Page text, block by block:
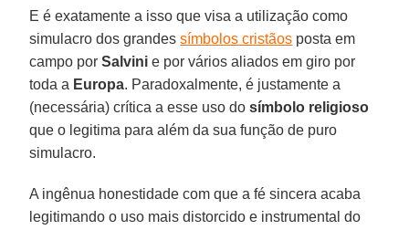
E é exatamente a isso que visa a utilização como
simulacro dos grandessímbolos cristãos posta em
campo porSalvini e por vários aliados em giro por
toda a Europa. Paradoxalmente, é justamente a
(necessária) crítica a esse uso dosímbolo religioso
que o legitima para além da sua função de puro
simulacro.
A ingênua honestidade com que a fé sincera acaba
legitimando o uso mais distorcido e instrumental do